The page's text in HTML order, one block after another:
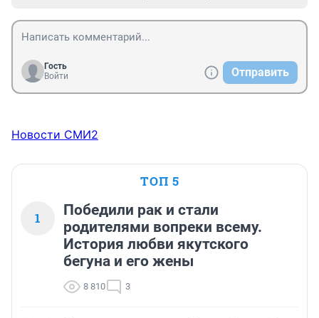
Гость
Войти
Отправить
Новости СМИ2
ТОП 5
1
Победили рак и стали
родителями вопреки всему.
История любви якутского
бегуна и его жены
8 810 3